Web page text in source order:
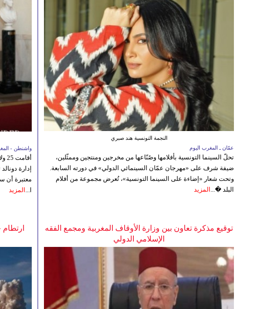
واشنطن -
معتبرة أن
ا...
المزيد
النجمة التونسية هند صبري
عمّان ـ المغرب اليوم
تحلّ السينما التونسية بأفلامها وصُنّاعها من مخرجين ومنتجين وممثّلين،
ضيفة شرف على «مهرجان عمّان السينمائي الدولي» في دورته السابعة.
وتحت شعار «إضاءة على السينما التونسية»، تُعرض مجموعة من أفلام
البلد �...
المزيد
توقيع مذكرة تعاون بين وزارة الأوقاف المغربية ومجمع الفقه
الإسلامي الدولي